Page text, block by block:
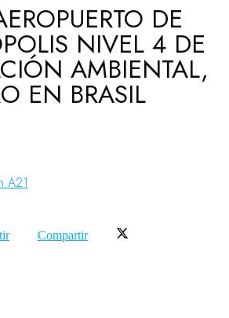
DE
NIVEL 4 DE
AMBIENTAL,
EN BRASIL
A21
Compartir